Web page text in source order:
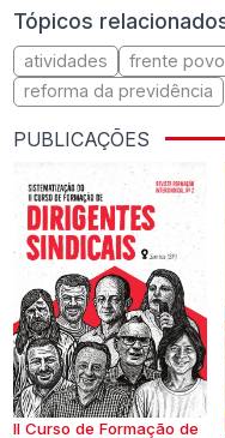
Tópicos
atividades frente
reforma da previdência
PUBLICAÇÕES
II Curso de Formação de